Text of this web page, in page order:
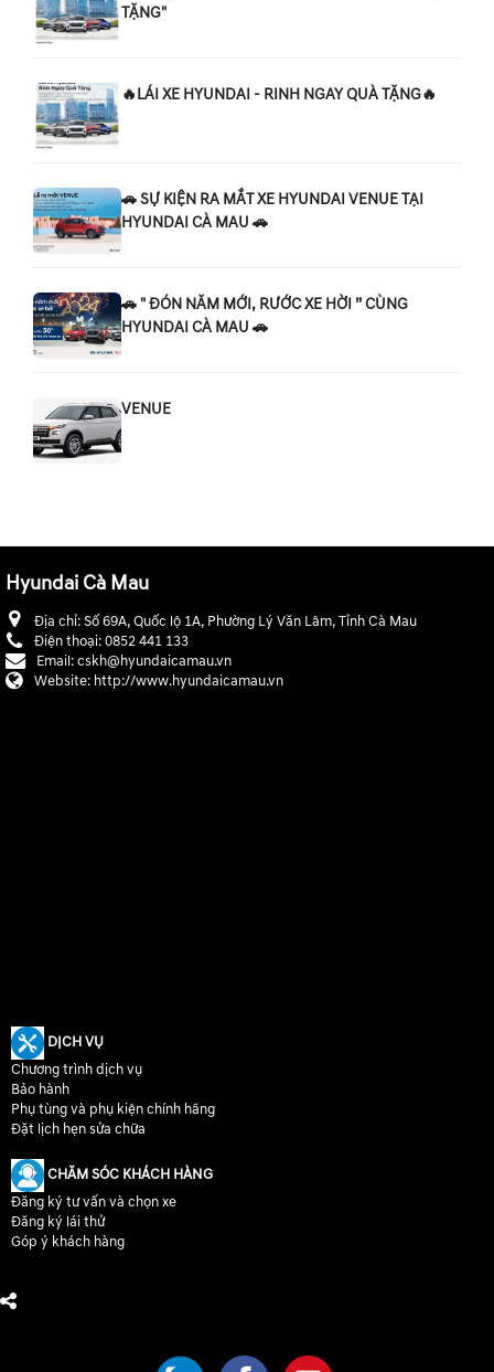
TẶNG"
🔥LÁI XE HYUNDAI - RINH NGAY QUÀ TẶNG🔥
🚗 SỰ KIỆN RA MẮT XE HYUNDAI VENUE TẠI
HYUNDAI CÀ MAU 🚗
🚗 " ĐÓN NĂM MỚI, RƯỚC XE HỜI ” CÙNG
HYUNDAI CÀ MAU 🚗
VENUE
Hyundai Cà Mau
Địa chỉ:Số 69A, Quốc lộ 1A, Phường Lý Văn Lâm, Tỉnh Cà Mau
Điện thoại:0852 441 133
Email:cskh@hyundaicamau.vn
Website: http://www.hyundaicamau.vn
DỊCH VỤ
Chương trình dịch vụ
Bảo hành
Phụ tùng và phụ kiện chính hãng
Đặt lịch hẹn sửa chữa
CHĂM SÓC KHÁCH HÀNG
Đăng ký tư vấn và chọn xe
Đăng ký lái thử
Góp ý khách hàng